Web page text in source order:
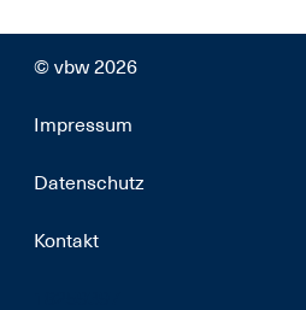
© vbw 2026
Impressum
Datenschutz
Kontakt